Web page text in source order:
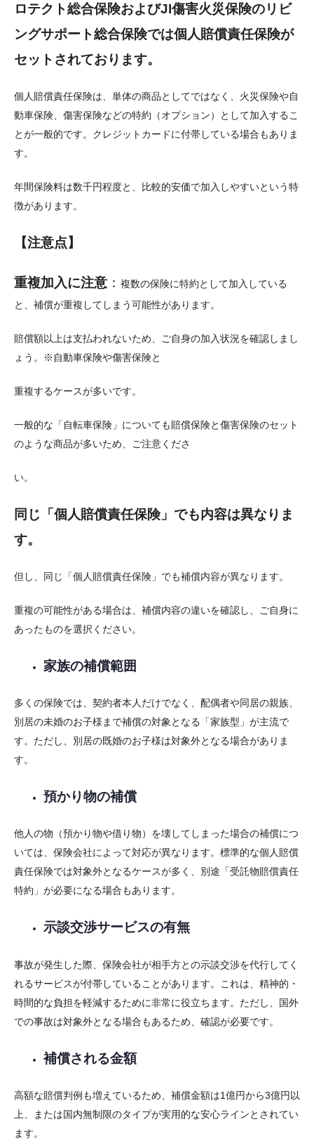
ロテクト総合保険およびJI傷害火災保険のリビ
ングサポート総合保険では個人賠償責任保険が
セットされております。
個人賠償責任保険は、単体の商品としてではなく、火災保険や自
動車保険、傷害保険などの特約（オプション）として加入するこ
とが一般的です。クレジットカードに付帯している場合もありま
す。
年間保険料は数千円程度と、比較的安価で加入しやすいという特
徴があります。
【注意点】
重複加入に注意 ： 複数の保険に特約として加入している
と、補償が重複してしまう可能性があります。
賠償額以上は支払われないため、ご自身の加入状況を確認しまし
ょう。※自動車保険や傷害保険と
重複するケースが多いです。
一般的な「自転車保険」についても賠償保険と傷害保険のセット
のような商品が多いため、ご注意くださ
い。
同じ「個人賠償責任保険」でも内容は異なりま
す。
但し、同じ「個人賠償責任保険」でも補償内容が異なります。
重複の可能性がある場合は、補償内容の違いを確認し、ご自身に
あったものを選択ください。
家族の補償範囲
多くの保険では、契約者本人だけでなく、配偶者や同居の親族、
別居の未婚のお子様まで補償の対象となる「家族型」が主流で
す。ただし、別居の既婚のお子様は対象外となる場合がありま
す。
預かり物の補償
他人の物（預かり物や借り物）を壊してしまった場合の補償につ
いては、保険会社によって対応が異なります。標準的な個人賠償
責任保険では対象外となるケースが多く、別途「受託物賠償責任
特約」が必要になる場合もあります。
示談交渉サービスの有無
事故が発生した際、保険会社が相手方との示談交渉を代行してく
れるサービスが付帯していることがあります。これは、精神的・
時間的な負担を軽減するために非常に役立ちます。ただし、国外
での事故は対象外となる場合もあるため、確認が必要です。
補償される金額
高額な賠償判例も増えているため、補償金額は1億円から3億円以
上、または国内無制限のタイプが実用的な安心ラインとされてい
ます。